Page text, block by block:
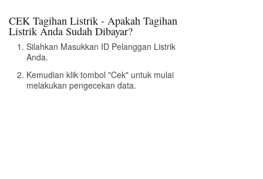
CEK Tagihan Listrik - Apakah Tagihan
Listrik Anda Sudah Dibayar?
Silahkan Masukkan ID Pelanggan Listrik
Anda.
Kemudian klik tombol "Cek" untuk mulai
melakukan pengecekan data.